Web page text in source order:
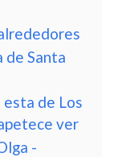
de Santa
de Los
ver
-